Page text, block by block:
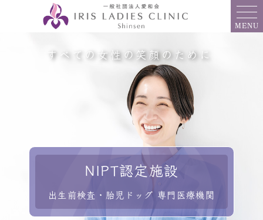
MENU
すべての女性の笑顔のために
NIPT認定施設
出生前検査・胎児ドッグ 専門医療機関